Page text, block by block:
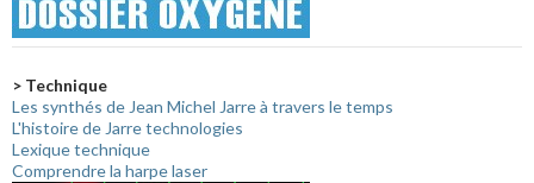
> Technique
Les synthés de Jean Michel Jarre à travers le temps
L'histoire de Jarre technologies
Lexique technique
Comprendre la harpe laser